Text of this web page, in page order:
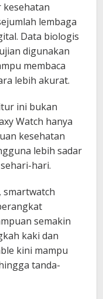
lembaga
Data biologis
digunakan
membaca
lebih akurat.
ini bukan
Watch hanya
kesehatan
lebih sadar
hari.
semakin
kaki dan
kini mampu
tanda-